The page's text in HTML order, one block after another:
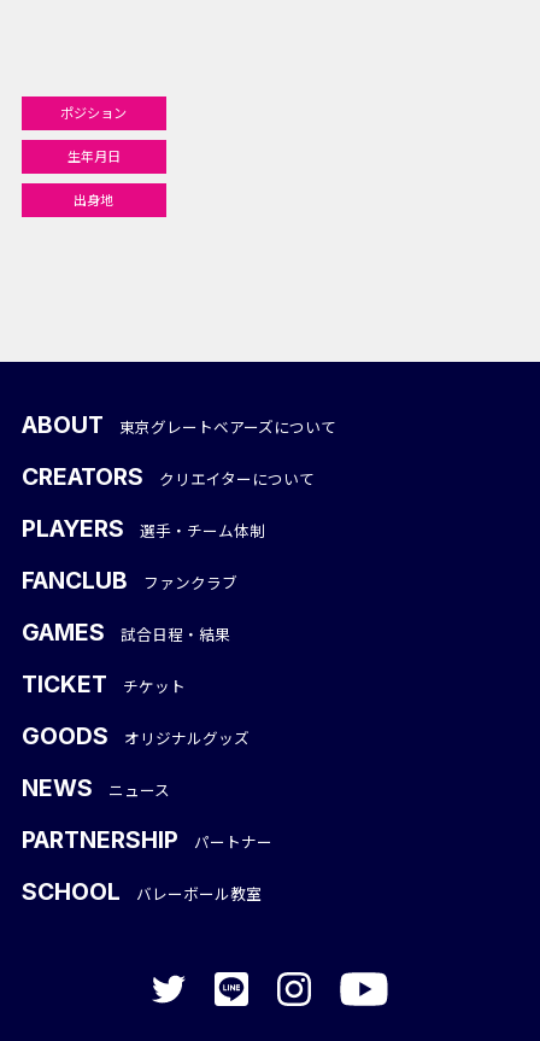
ポジション
生年月日
出身地
ABOUT 東京グレートベアーズについて
CREATORS クリエイターについて
PLAYERS 選手・チーム体制
FANCLUB ファンクラブ
GAMES 試合日程・結果
TICKET チケット
GOODS オリジナルグッズ
NEWS ニュース
PARTNERSHIP パートナー
SCHOOL バレーボール教室